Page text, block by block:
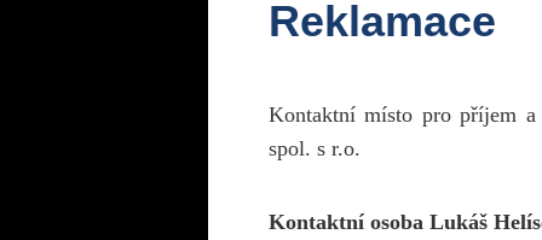
Reklamace
Kontaktní místo pro příjem
spol. s r.o.
Kontaktní osoba Lukáš